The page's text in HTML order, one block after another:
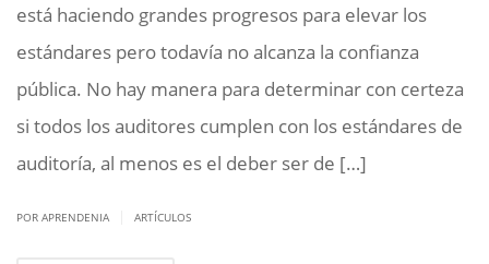
está haciendo grandes progresos para elevar los
estándares pero todavía no alcanza la confianza
pública. No hay manera para determinar con certeza
si todos los auditores cumplen con los estándares de
auditoría, al menos es el deber ser de […]
POR APRENDENIA ARTÍCULOS